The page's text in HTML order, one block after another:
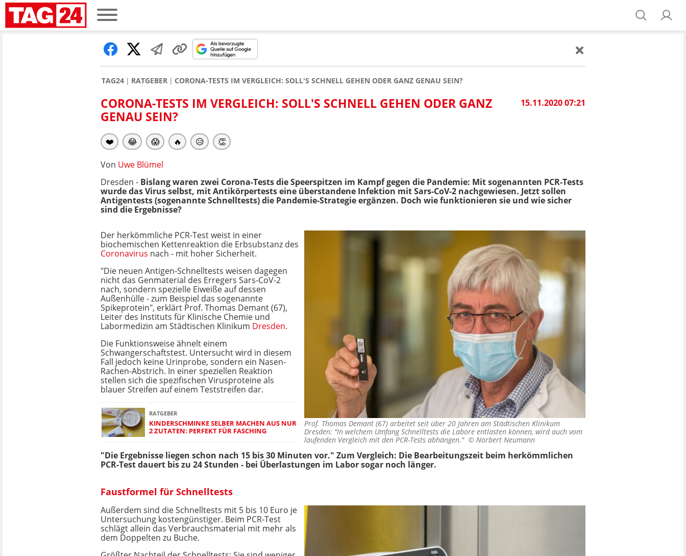
TAG24 RATGEBER CORONA-TESTS IM VERGLEICH: SOLL'S SCHNELL GEHEN ODER GANZ GENAU SEIN?
15.11.2020 07:21
CORONA-TESTS IM VERGLEICH: SOLL'S SCHNELL GEHEN ODER GANZ
GENAU SEIN?
❤️ 😂 😱 🔥 😥 👏
Von Uwe Blümel
Dresden - Bislang waren zwei Corona-Tests die Speerspitzen im Kampf gegen die Pandemie: Mit sogenannten PCR-Tests
wurde das Virus selbst, mit Antikörpertests eine überstandene Infektion mit Sars-CoV-2 nachgewiesen. Jetzt sollen
Antigentests (sogenannte Schnelltests) die Pandemie-Strategie ergänzen. Doch wie funktionieren sie und wie sicher
sind die Ergebnisse?
Prof. Thomas Demant (67) arbeitet seit über 20 Jahren am Städtischen Klinikum
Dresden: "In welchem Umfang Schnelltests die Labore entlasten können, wird auch vom
laufenden Vergleich mit den PCR-Tests abhängen." © Norbert Neumann
Der herkömmliche PCR-Test weist in einer
biochemischen Kettenreaktion die Erbsubstanz des
Coronavirus nach - mit hoher Sicherheit.
"Die neuen Antigen-Schnelltests weisen dagegen
nicht das Genmaterial des Erregers Sars-CoV-2
nach, sondern spezielle Eiweiße auf dessen
Außenhülle - zum Beispiel das sogenannte
Spikeprotein", erklärt Prof. Thomas Demant (67),
Leiter des Instituts für Klinische Chemie und
Labormedizin am Städtischen Klinikum Dresden.
Die Funktionsweise ähnelt einem
Schwangerschaftstest. Untersucht wird in diesem
Fall jedoch keine Urinprobe, sondern ein Nasen-
Rachen-Abstrich. In einer speziellen Reaktion
stellen sich die spezifischen Virusproteine als
blauer Streifen auf einem Teststreifen dar.
RATGEBER
KINDERSCHMINKE SELBER MACHEN AUS NUR
2 ZUTATEN: PERFEKT FÜR FASCHING
"Die Ergebnisse liegen schon nach 15 bis 30 Minuten vor." Zum Vergleich: Die Bearbeitungszeit beim herkömmlichen
PCR-Test dauert bis zu 24 Stunden - bei Überlastungen im Labor sogar noch länger.
Faustformel für Schnelltests
Außerdem sind die Schnelltests mit 5 bis 10 Euro je
Untersuchung kostengünstiger. Beim PCR-Test
schlägt allein das Verbrauchsmaterial mit mehr als
dem Doppelten zu Buche.